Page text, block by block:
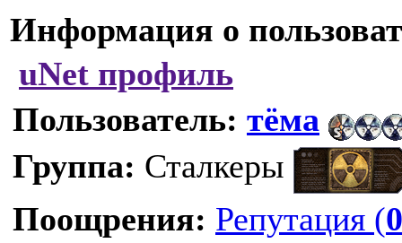
Информация о
uNet профиль
Пользователь: тёма
Группа: Сталкеры
Поощрения: Репутация (0